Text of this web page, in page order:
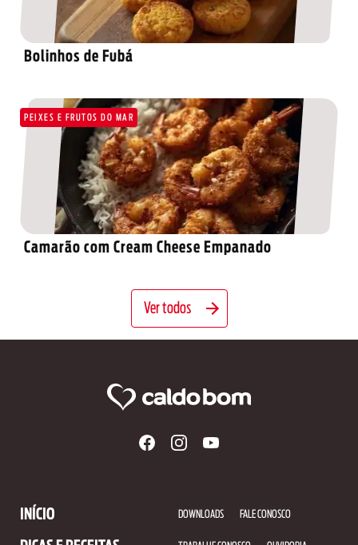
Bolinhos de Fubá
PEIXES E FRUTOS DO MAR
Camarão com Cream Cheese Empanado
Ver todos
INÍCIO
DOWNLOADS FALE CONOSCO